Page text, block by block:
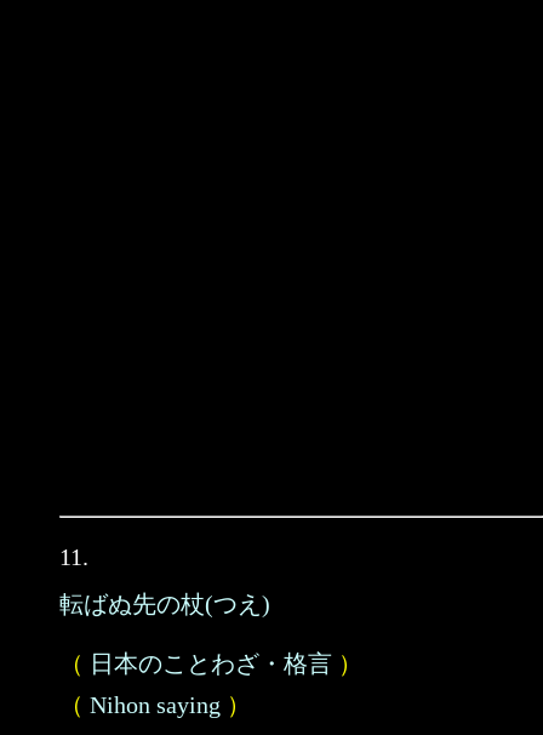
11.
転ばぬ先の杖(つえ)
（ 日本のことわざ・格言 ）
（ Nihon saying ）